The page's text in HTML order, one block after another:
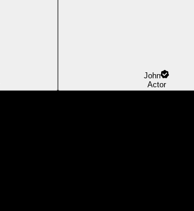
John
Actor